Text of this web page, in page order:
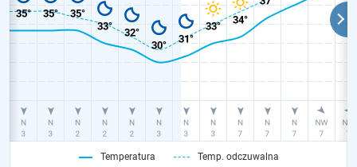
Temperatura Temp. odczuwalna